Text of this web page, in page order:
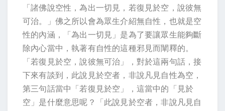
「諸佛說空性，為出一切見，若復見於空，說彼無
可治。」佛之所以會為眾生介紹無自性，也就是空
性的內涵，「為出一切見」是為了要讓眾生能夠斷
除內心當中，執著有自性的這種邪見而闡釋的。
「若復見於空，說彼無可治」，對於這兩句話，接
下來有談到，此說見於空者，非說凡見自性為空，
第三句話當中「若復見於空」，這當中的「見於
空」是什麼意思呢？「此說見於空者，非說凡見自